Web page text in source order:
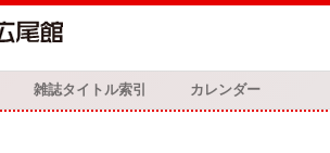
雑誌タイトル索引 カレンダー